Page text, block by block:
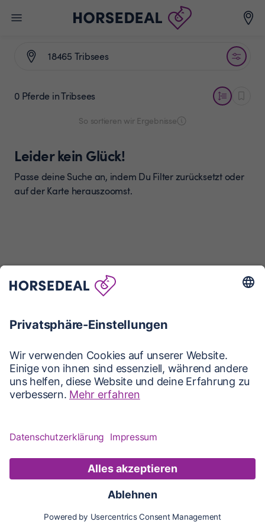
Karte Updates Konto
Karte
0 Pferde in Tribsees
So sortieren wir Ergebnisse
Leider kein Glück!
Passe deine Suche an, indem Du Filter zurücksetzt oder
auf der Karte herauszoomst.